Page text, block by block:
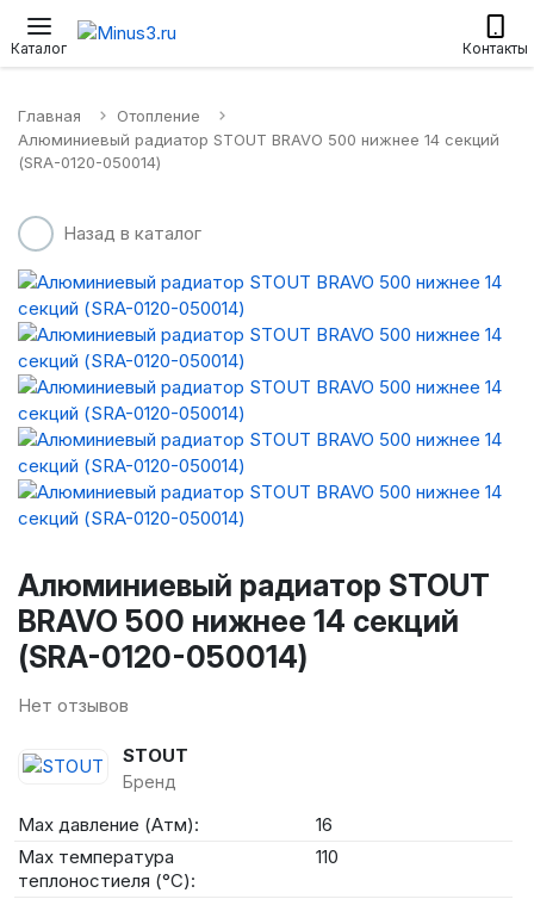
Каталог Контакты
Настенные сплит-системы
Главная
Отопление
Алюминиевый радиатор STOUT BRAVO 500 нижнее 14 секций
(SRA-0120-050014)
Назад в каталог
Алюминиевый радиатор STOUT
BRAVO 500 нижнее 14 секций
(SRA-0120-050014)
Нет отзывов
STOUT
Бренд
Max давление (Атм):
16
Max температура
теплоностиеля (°C):
110